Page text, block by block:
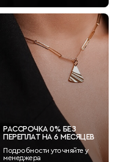
РАССРОЧКА 0% БЕЗ
ПЕРЕПЛАТ НА 6 МЕСЯЦЕВ
Подробности уточняйте у
менеджера